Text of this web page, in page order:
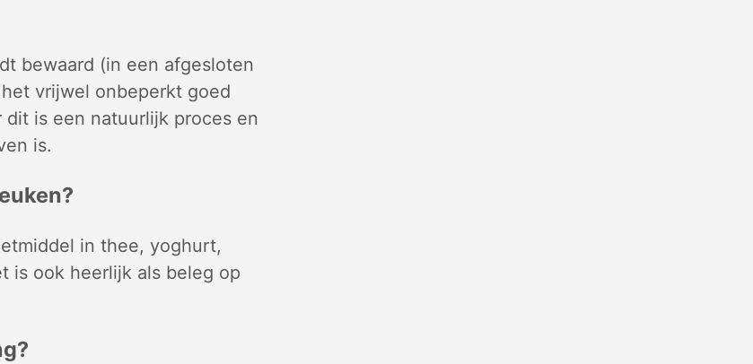
bewaard (in een afgesloten
vrijwel onbeperkt goed
is een natuurlijk proces en
is.
in thee, yoghurt,
is ook heerlijk als beleg op